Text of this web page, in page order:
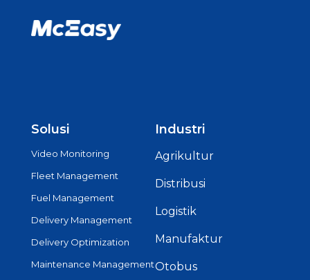
Solusi
Video Monitoring
Fleet Management
Fuel Management
Delivery Management
Delivery Optimization
Maintenance Management
Industri
Agrikultur
Distribusi
Logistik
Manufaktur
Otobus